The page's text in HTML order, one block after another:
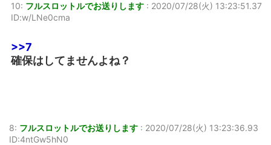
10: フルスロットルでお送りします : 2020/07/28(火) 13:23:51.37
ID:w/LNe0cma
>>7
確保はしてませんよね？
8: フルスロットルでお送りします : 2020/07/28(火) 13:23:36.93
ID:4ntGw5hN0